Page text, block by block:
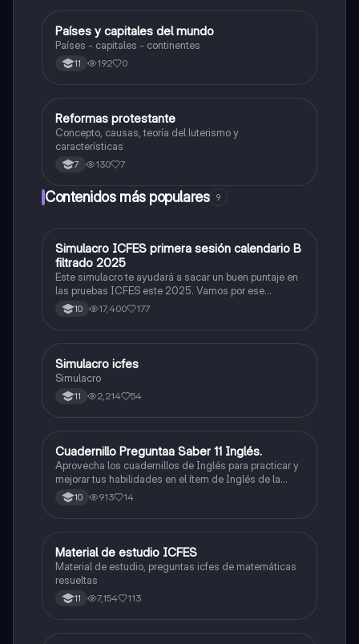
Sociales/Historia
Países y capitales del mundo
Países - capitales - continentes
11 192 0
Sociales/Historia
Reformas protestante
Concepto, causas, teoría del luterismo y
características
7 130 7
Contenidos más populares 9
ICFES: Matemáticas
Simulacro ICFES primera sesión calendario B
filtrado 2025
Este simulacro te ayudará a sacar un buen puntaje en
las pruebas ICFES este 2025. Vamos por ese
500/500. Y poder ser admitido en la universidad que
quieras, estudiar la carrera que quieres y no la que te
10 17,400 177
ICFES: Lectura Crítica
Simulacro icfes
Simulacro
11 2,214 54
ICFES: Inglés
Cuadernillo Preguntaa Saber 11 Inglés.
Aprovecha los cuadernillos de Inglés para practicar y
mejorar tus habilidades en el ítem de Inglés de la
Prueba Saber 11. 🫡
10 913 14
ICFES: Matemáticas
Material de estudio ICFES
Material de estudio, preguntas icfes de matemáticas
resueltas
11 7,154 113